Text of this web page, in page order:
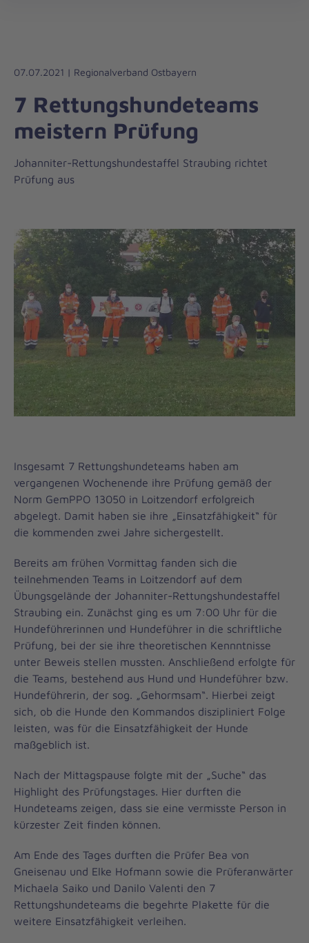
Liebe
Leben
07.07.2021 | Regionalverband Ostbayern
7 Rettungshundeteams
meistern Prüfung
Johanniter-Rettungshundestaffel Straubing richtet
Prüfung aus
Insgesamt 7 Rettungshundeteams haben am
vergangenen Wochenende ihre Prüfung gemäß der
Norm GemPPO 13050 in Loitzendorf erfolgreich
abgelegt. Damit haben sie ihre „Einsatzfähigkeit“ für
die kommenden zwei Jahre sichergestellt.
Bereits am frühen Vormittag fanden sich die
teilnehmenden Teams in Loitzendorf auf dem
Übungsgelände der Johanniter-Rettungshundestaffel
Straubing ein. Zunächst ging es um 7:00 Uhr für die
Hundeführerinnen und Hundeführer in die schriftliche
Prüfung, bei der sie ihre theoretischen Kennntnisse
unter Beweis stellen mussten. Anschließend erfolgte für
die Teams, bestehend aus Hund und Hundeführer bzw.
Hundeführerin, der sog. „Gehormsam“. Hierbei zeigt
sich, ob die Hunde den Kommandos diszipliniert Folge
leisten, was für die Einsatzfähigkeit der Hunde
maßgeblich ist.
Nach der Mittagspause folgte mit der „Suche“ das
Highlight des Prüfungstages. Hier durften die
Hundeteams zeigen, dass sie eine vermisste Person in
kürzester Zeit finden können.
Am Ende des Tages durften die Prüfer Bea von
Gneisenau und Elke Hofmann sowie die Prüferanwärter
Michaela Saiko und Danilo Valenti den 7
Rettungshundeteams die begehrte Plakette für die
weitere Einsatzfähigkeit verleihen.